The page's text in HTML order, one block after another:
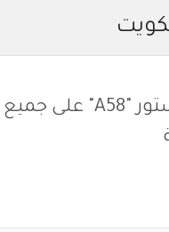
كود خصم دليل ستور "A58" على جميع